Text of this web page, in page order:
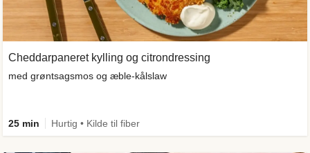
Cheddarpaneret kylling og citrondressing
med grøntsagsmos og æble-kålslaw
25 min Hurtig • Kilde til fiber